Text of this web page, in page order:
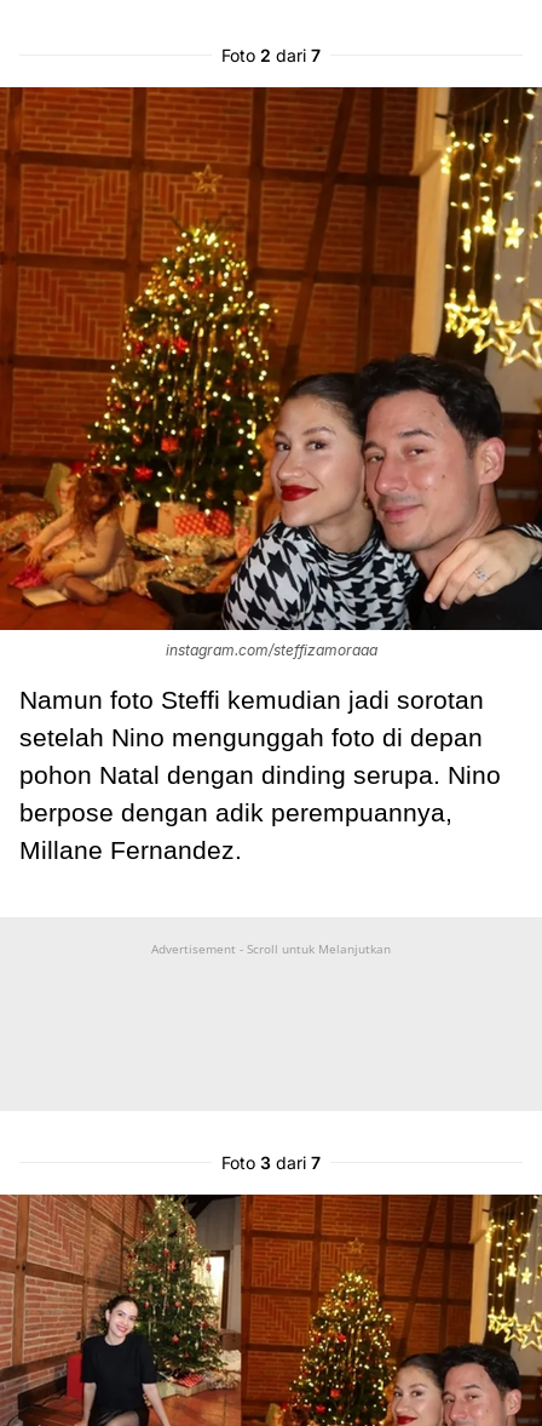
Foto 2 dari 7
instagram.com/steffizamoraaa
Namun foto Steffi kemudian jadi sorotan
setelah Nino mengunggah foto di depan
pohon Natal dengan dinding serupa. Nino
berpose dengan adik perempuannya,
Millane Fernandez.
Advertisement - Scroll untuk Melanjutkan
Foto 3 dari 7